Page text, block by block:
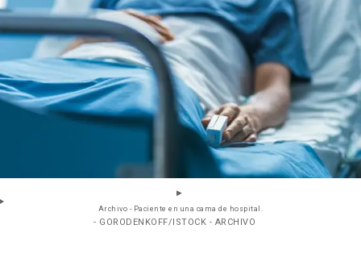
Archivo - Paciente en una cama de hospital.
- GORODENKOFF/ISTOCK - ARCHIVO